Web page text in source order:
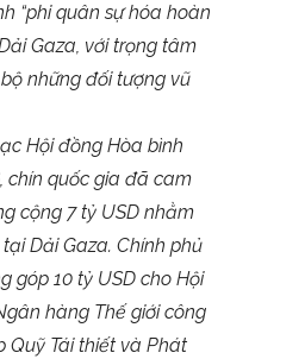
“phi quân sự hóa hoàn
Gaza, với trọng tâm
những đối tượng vũ
Hội đồng Hòa bình
quốc gia đã cam
cộng 7 tỷ USD nhằm
Dải Gaza. Chính phủ
góp 10 tỷ USD cho Hội
hàng Thế giới công
Quỹ Tái thiết và Phát